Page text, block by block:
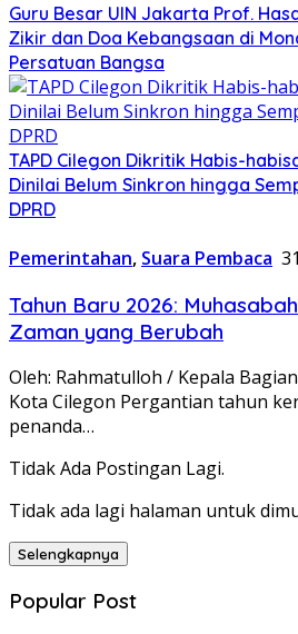
Guru Besar UIN Jakarta Prof.
Zikir dan Doa Kebangsaan di
Persatuan Bangsa
TAPD Cilegon Dikritik Habis-
Dinilai Belum Sinkron hingga
DPRD
Pemerintahan, Suara Pembaca
Tahun Baru 2026:
Zaman yang Berubah
Oleh: Rahmatulloh / Kepala
Kota Cilegon Pergantian tahun
penanda…
Tidak Ada Postingan Lagi.
Tidak ada lagi halaman untuk
Selengkapnya
Popular Post